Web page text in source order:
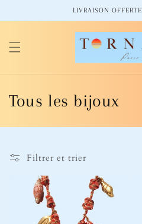
au
LIVRAISON
C
o
Tous les bijoux
Filtrer et trier